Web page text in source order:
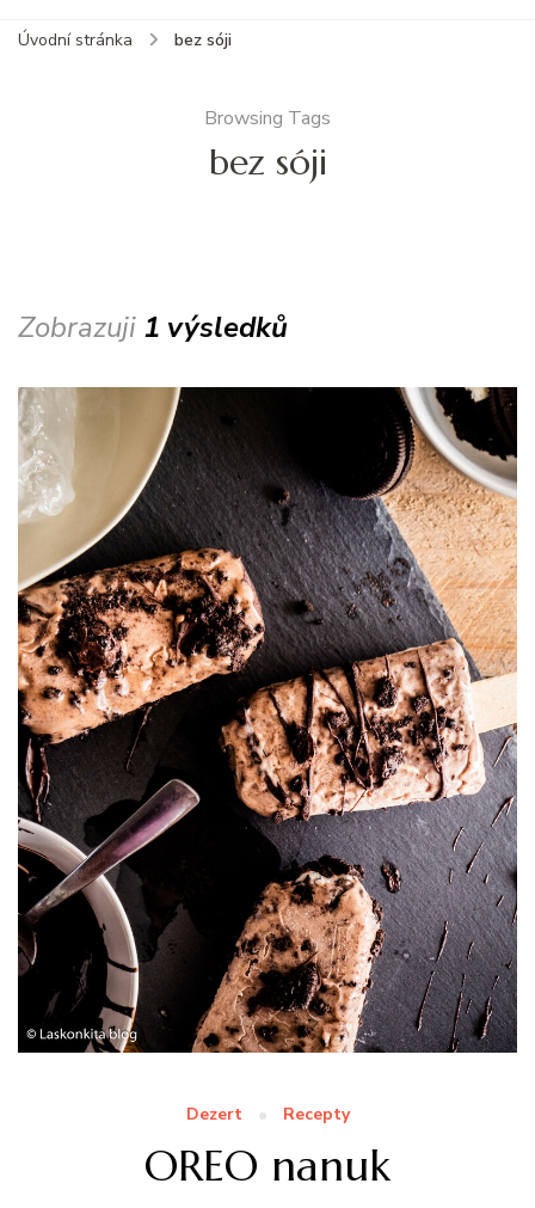
Úvodní stránka bez sóji
Browsing Tags
bez sóji
Zobrazuji 1 výsledků
Dezert Recepty
OREO nanuk